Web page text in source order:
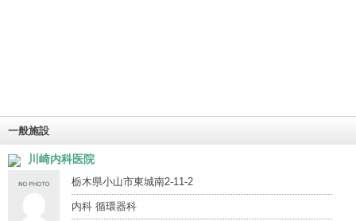
一般施設
川崎内科医院
栃木県小山市東城南2-11-2
内科 循環器科